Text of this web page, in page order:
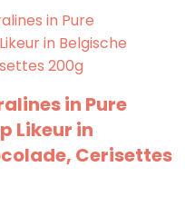
in Pure
Likeur in
Cerisettes